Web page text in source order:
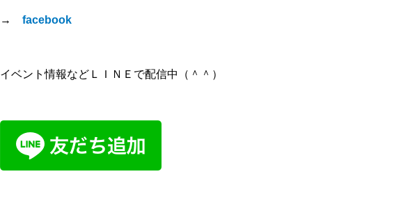
→ facebook
イベント情報などＬＩＮＥで配信中（＾＾）